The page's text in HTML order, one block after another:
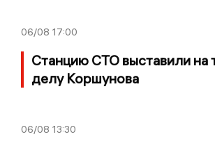
06/08 17:00
Станцию СТО выставили на
делу Коршунова
06/08 13:30